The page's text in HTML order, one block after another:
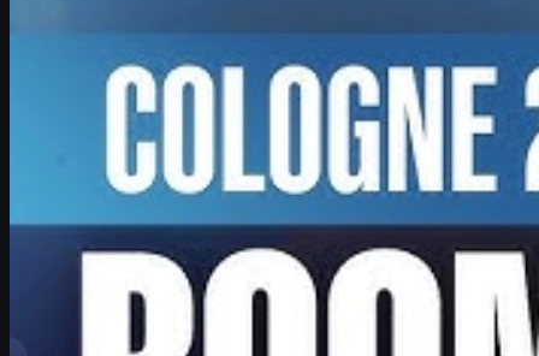
przez David William
Zobacz więcej